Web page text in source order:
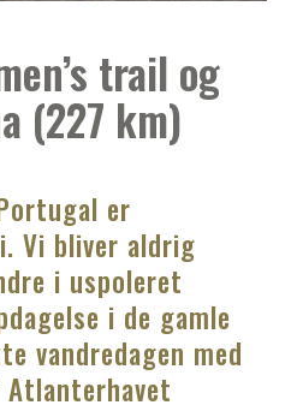
trail og
(227 km)
er
Vi bliver aldrig
i uspoleret
i de gamle
vandredagen med